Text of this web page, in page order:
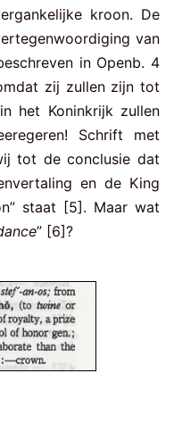
kroon. De
van
in Openb. 4
zij zullen zijn tot
het Koninkrijk zullen
Schrift met
tot de conclusie dat
en de King
staat [5]. Maar wat
” [6]?